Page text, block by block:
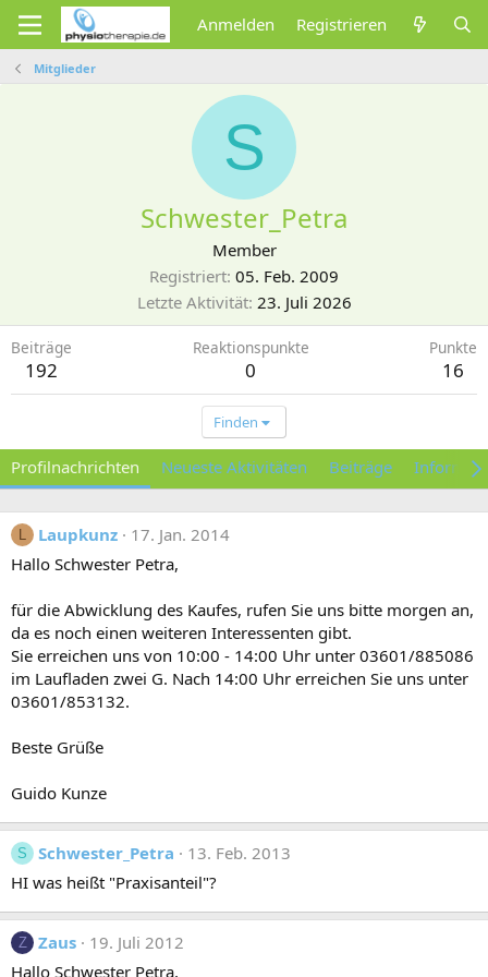
Anmelden Registrieren
Mitglieder
S
Schwester_Petra
Member
Registriert 05. Feb. 2009
Letzte Aktivität 23. Juli 2026
Beiträge
192
Reaktionspunkte
0
Punkte
16
Finden
Profilnachrichten Neueste Aktivitäten Beiträge
L Laupkunz
17. Jan. 2014
Hallo Schwester Petra,
für die Abwicklung des Kaufes, rufen Sie uns bitte morgen an,
da es noch einen weiteren Interessenten gibt.
Sie erreichen uns von 10:00 - 14:00 Uhr unter 03601/885086
im Laufladen zwei G. Nach 14:00 Uhr erreichen Sie uns unter
03601/853132.
Beste Grüße
Guido Kunze
S Schwester_Petra
13. Feb. 2013
HI was heißt "Praxisanteil"?
Z Zaus
19. Juli 2012
Hallo Schwester Petra,